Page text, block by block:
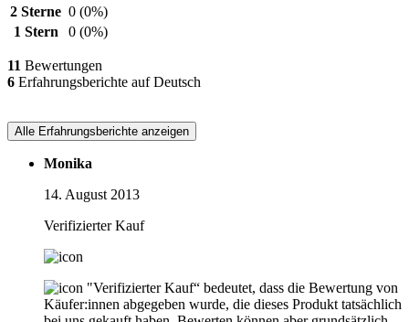
2 Sterne 0 (0%)
1 Stern
0 (0%)
11 Bewertungen
6 Erfahrungsberichte auf Deutsch
Alle Erfahrungsberichte anzeigen
Monika
14. August 2013
Verifizierter Kauf
"Verifizierter Kauf“ bedeutet, dass die Bewertung von
Käufer:innen abgegeben wurde, die dieses Produkt tatsächlich